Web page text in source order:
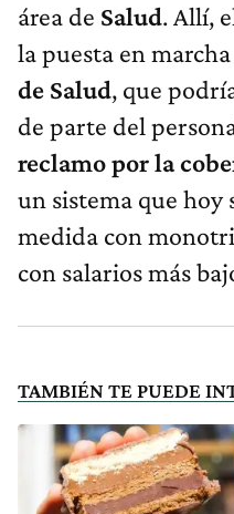
área de Salud. Allí,
la puesta en
de Salud, que
de parte del
reclamo por la
un sistema que hoy
medida con
con salarios más
TAMBIÉN TE PUEDE